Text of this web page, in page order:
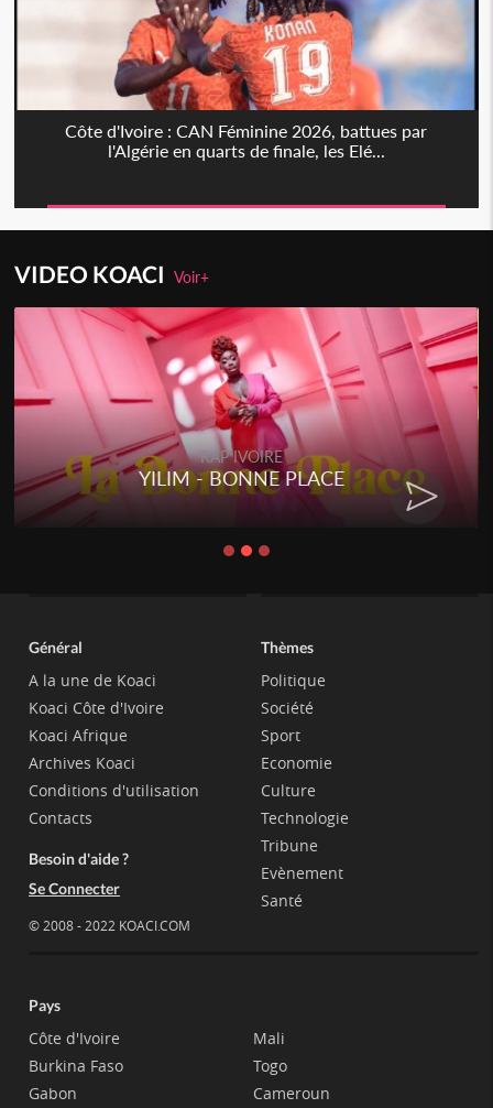
Côte d'Ivoire : CAN Féminine 2026, battues par
l'Algérie en quarts de finale, les Elé...
VIDEO KOACIVoir+
RAP IVOIRE
YILIM - BONNE PLACE
Général
A la une de Koaci
Koaci Côte d'Ivoire
Koaci Afrique
Archives Koaci
Conditions d'utilisation
Contacts
Besoin d'aide ?
Se Connecter
© 2008 - 2022 KOACI.COM
Thèmes
Politique
Société
Sport
Economie
Culture
Technologie
Tribune
Evènement
Santé
Pays
Côte d'Ivoire
Burkina Faso
Gabon
Mali
Togo
Cameroun